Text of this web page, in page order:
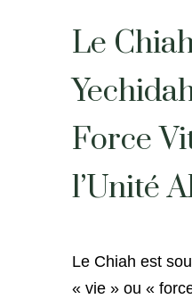
Le
Force
l’Unité
Le Chiah est
« vie » ou «